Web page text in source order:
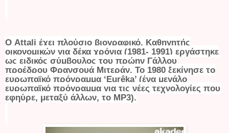
Ο Attali έχει πλούσιο βιογραφικό. Καθηγητής
οικονομικών για δέκα χρόνια (1981- 1991) εργάστηκε
ως ειδικός σύμβουλος του πρώην Γάλλου
προέδρου Φρανσουά Μιτεράν. Το 1980 ξεκίνησε το
ευρωπαϊκό πρόγραμμα ‘Eurêka’ (ένα μεγάλο
ευρωπαϊκό πρόγραμμα για τις νέες τεχνολογίες που
εφηύρε, μεταξύ άλλων, το MP3).